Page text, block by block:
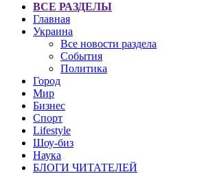
ВСЕ РАЗДЕЛЫ
Главная
Украина
Все новости раздела
События
Политика
Город
Мир
Бизнес
Спорт
Lifestyle
Шоу-биз
Наука
БЛОГИ ЧИТАТЕЛЕЙ